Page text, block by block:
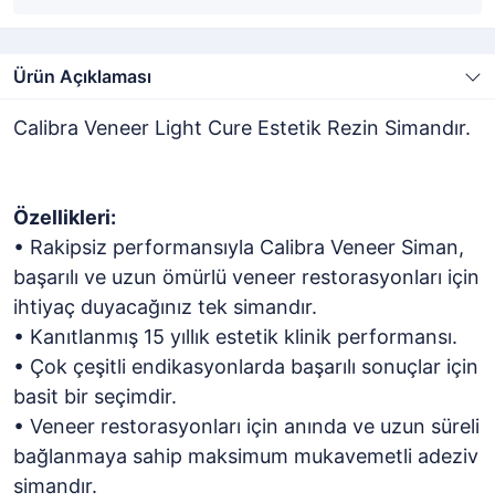
Ürün Açıklaması
Calibra Veneer Light Cure Estetik Rezin Simandır.
Özellikleri:
• Rakipsiz performansıyla Calibra Veneer Siman,
başarılı ve uzun ömürlü veneer restorasyonları için
ihtiyaç duyacağınız tek simandır.
• Kanıtlanmış 15 yıllık estetik klinik performansı.
• Çok çeşitli endikasyonlarda başarılı sonuçlar için
basit bir seçimdir.
• Veneer restorasyonları için anında ve uzun süreli
bağlanmaya sahip maksimum mukavemetli adeziv
simandır.